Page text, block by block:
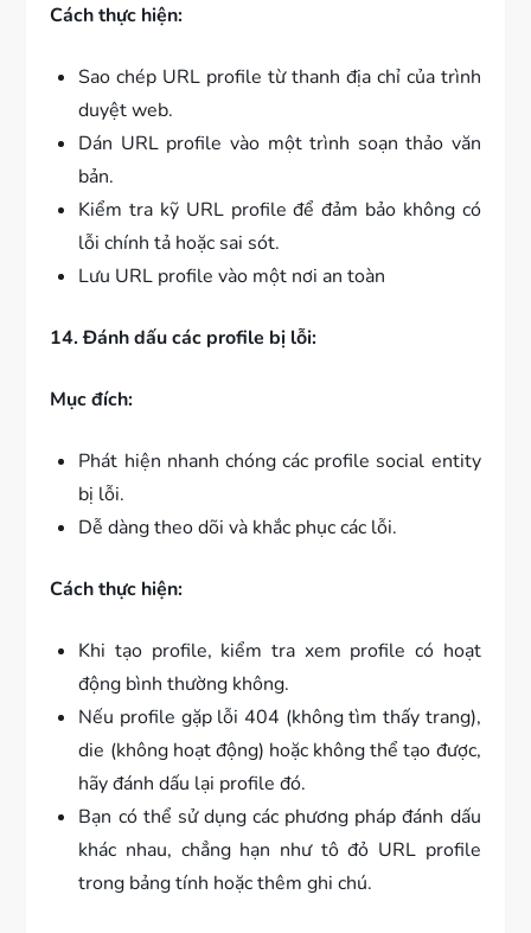
Cách thực hiện:
Sao chép URL profile từ thanh địa chỉ của trình
duyệt web.
Dán URL profile vào một trình soạn thảo văn
bản.
Kiểm tra kỹ URL profile để đảm bảo không có
lỗi chính tả hoặc sai sót.
Lưu URL profile vào một nơi an toàn
14. Đánh dấu các profile bị lỗi:
Mục đích:
Phát hiện nhanh chóng các profile social entity
bị lỗi.
Dễ dàng theo dõi và khắc phục các lỗi.
Cách thực hiện:
Khi tạo profile, kiểm tra xem profile có hoạt
động bình thường không.
Nếu profile gặp lỗi 404 (không tìm thấy trang),
die (không hoạt động) hoặc không thể tạo được,
hãy đánh dấu lại profile đó.
Bạn có thể sử dụng các phương pháp đánh dấu
khác nhau, chẳng hạn như tô đỏ URL profile
trong bảng tính hoặc thêm ghi chú.